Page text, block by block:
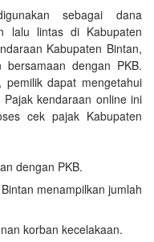
sebagai dana
lalu lintas di Kabupaten
Kabupaten Bintan,
bersamaan dengan PKB.
dapat mengetahui
kendaraan online ini
cek pajak Kabupaten
dengan PKB.
menampilkan jumlah
korban kecelakaan.